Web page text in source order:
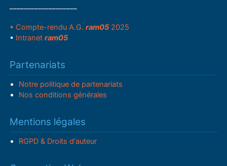
• Compte-rendu A.G.ram05 2025
• Intranetram05
Partenariats
Notre politique de partenariats
Nos conditions générales
Mentions légales
RGPD & Droits d'auteur